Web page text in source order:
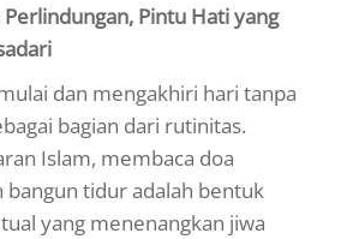
Pintu Hati yang
dan mengakhiri hari tanpa
bagian dari rutinitas.
Islam, membaca doa
tidur adalah bentuk
yang menenangkan jiwa